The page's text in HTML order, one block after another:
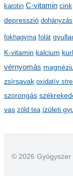
v
u
m
karotin C-vitamin cink
depresszió dohányzás
fokhagyma folát
K-vitamin kalcium
vérnyomás
zsírsavak oxidatív
szorongás
vas zöld tea ízületi
© 2026 Gyógyszer